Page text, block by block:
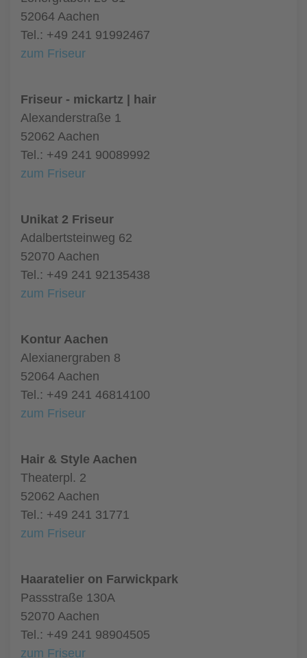
52064 Aachen
Tel.: +49 241 91992467
zum Friseur
Friseur - mickartz | hair
Alexanderstraße 1
52062 Aachen
Tel.: +49 241 90089992
zum Friseur
Unikat 2 Friseur
Adalbertsteinweg 62
52070 Aachen
Tel.: +49 241 92135438
zum Friseur
Kontur Aachen
Alexianergraben 8
52064 Aachen
Tel.: +49 241 46814100
zum Friseur
Hair & Style Aachen
Theaterpl. 2
52062 Aachen
Tel.: +49 241 31771
zum Friseur
Haaratelier on Farwickpark
Passstraße 130A
52070 Aachen
Tel.: +49 241 98904505
zum Friseur